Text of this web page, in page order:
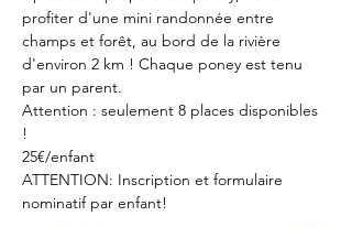
profiter d'une mini randonnée entre
champs et forêt, au bord de la rivière
d'environ 2 km ! Chaque poney est tenu
par un parent.
Attention : seulement 8 places disponibles
!
25€/enfant
ATTENTION: Inscription et formulaire
nominatif par enfant!